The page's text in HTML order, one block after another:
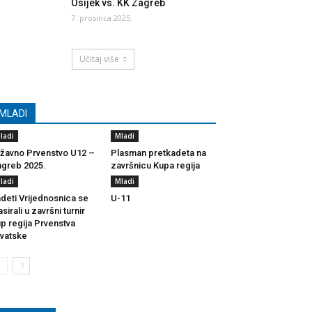
Osijek vs. KK Zagreb
7. prosinca 2025.
Učitaj više
MLADI
Prvenstvo U12 –
2025.
Mladi
Plasman pretkadeta na
završnicu Kupa regija
Vrijednosnica se
u završni turnir
regija Prvenstva
Mladi
U-11